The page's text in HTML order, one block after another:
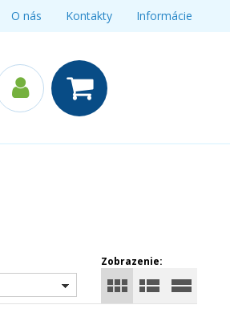
O nás Kontakty Informácie
Zobrazenie: